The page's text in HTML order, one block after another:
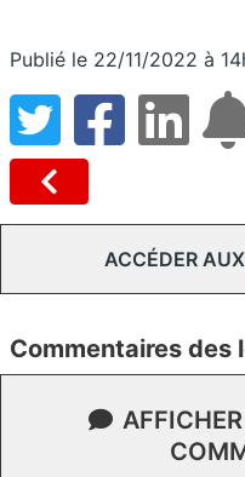
Publié le 22/11/2022 à
ACCÉDER
Commentaires des